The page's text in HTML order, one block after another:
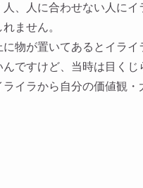
、人に合わせない人に
ません。
物が置いてあるとイライ
ですけど、当時は目く
ライラから自分の価値観